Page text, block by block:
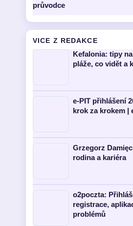
průvodce
VICE Z REDAKCE
Kefalonia: tipy
pláže, co vidět a
e-PIT přihlášení
krok za krokem |
Grzegorz
rodina a kariéra
o2poczta:
registrace,
problémů